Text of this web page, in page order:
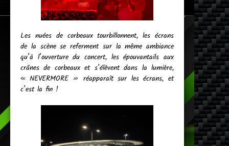
Les nuées de corbeaux tourbillonnent, les écrans
de la scène se referment sur la même ambiance
qu’à l’ouverture du concert, les épouvantails aux
crânes de corbeaux et s’élèvent dans la lumière,
« NEVERMORE » réapparaît sur les écrans, et
c’est la fin !